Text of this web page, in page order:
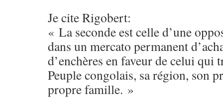
Je cite Rigobert:
« La seconde est celle d’une
dans un mercato permanent
d’enchères en faveur de celui qui
Peuple congolais, sa région, son
propre famille. »